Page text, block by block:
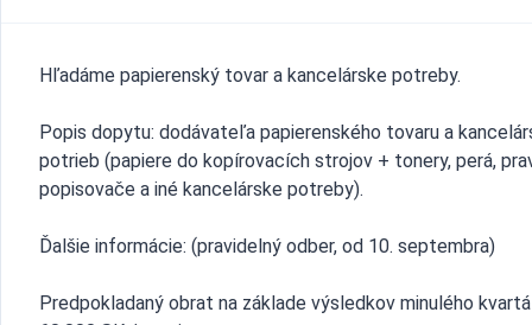
Hľadáme papierenský tovar a kancelárske potreby.
Popis dopytu: dodávateľa papierenského tovaru a
potrieb (papiere do kopírovacích strojov + tonery, perá,
popisovače a iné kancelárske potreby).
Ďalšie informácie: (pravidelný odber, od 10. septembra)
Predpokladaný obrat na základe výsledkov minulého